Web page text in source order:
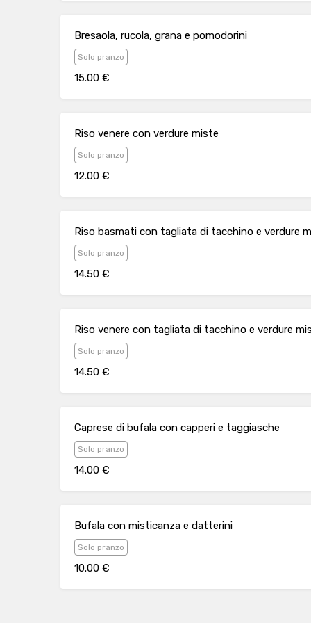
Bresaola, rucola, grana e pomodorini
Solo pranzo
15.00 €
Riso venere con verdure miste
Solo pranzo
12.00 €
Riso basmati con tagliata di tacchino e verdure
Solo pranzo
14.50 €
Riso venere con tagliata di tacchino e verdure
Solo pranzo
14.50 €
Caprese di bufala con capperi e taggiasche
Solo pranzo
14.00 €
Bufala con misticanza e datterini
Solo pranzo
10.00 €